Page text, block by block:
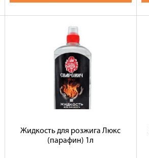
Жидкость для розжига Люкс
(парафин) 1л